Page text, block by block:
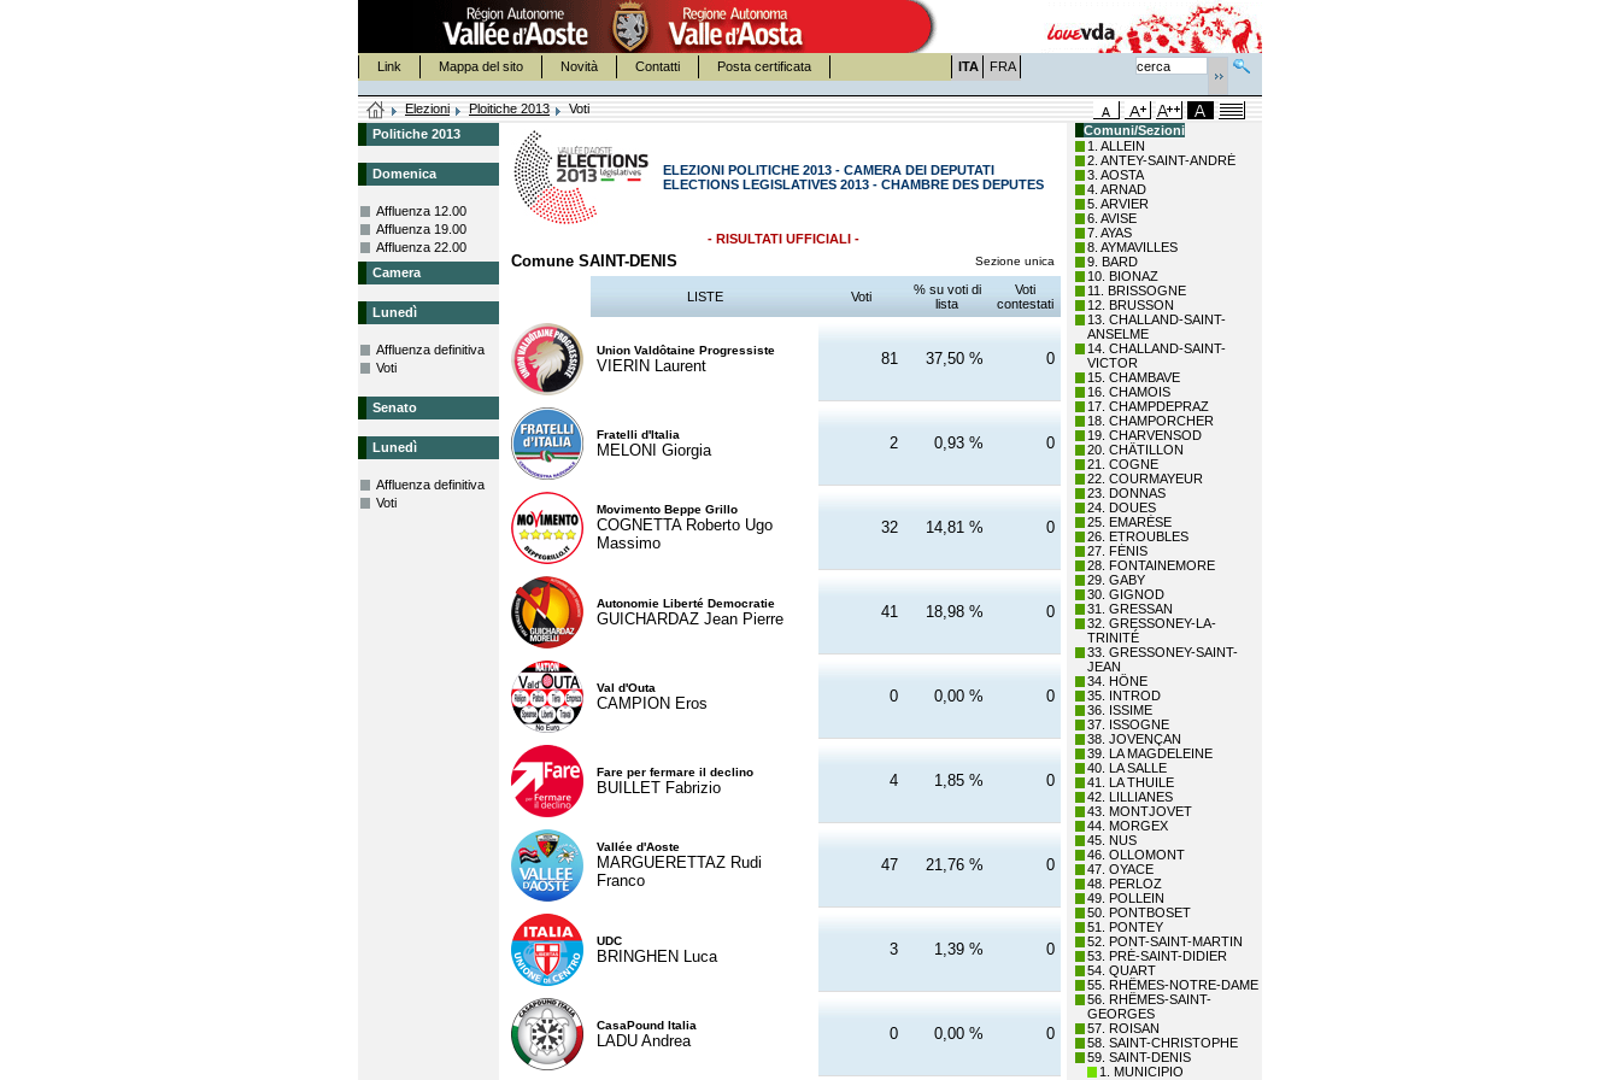
Link Mappa del sito Novità Contatti Posta certificata ITA FRA
Elezioni Ploitiche 2013
Voti
Politiche 2013
Domenica
Affluenza 12.00
Affluenza 19.00
Affluenza 22.00
Camera
Lunedì
Affluenza definitiva
Voti
Senato
Lunedì
Affluenza definitiva
Voti
ELEZIONI POLITICHE 2013 - CAMERA DEI DEPUTATI
ELECTIONS LEGISLATIVES 2013 - CHAMBRE DES DEPUTES
- RISULTATI UFFICIALI -
Comune SAINT-DENIS Sezione unica
LISTE Voti
% su voti di
lista
Voti
contestati
Union Valdôtaine Progressiste
VIERIN Laurent 81 37,50 % 0
Fratelli d'Italia
MELONI Giorgia 2 0,93 % 0
Movimento Beppe Grillo
COGNETTA Roberto Ugo
Massimo
32 14,81 % 0
Autonomie Liberté Democratie
GUICHARDAZ Jean Pierre 41 18,98 % 0
Val d'Outa
CAMPION Eros 0 0,00 % 0
Fare per fermare il declino
BUILLET Fabrizio 4 1,85 % 0
Vallée d'Aoste
MARGUERETTAZ Rudi
Franco
47 21,76 % 0
UDC
BRINGHEN Luca 3 1,39 % 0
CasaPound Italia
LADU Andrea 0 0,00 % 0
Comuni/Sezioni
1. ALLEIN
2. ANTEY-SAINT-ANDRÉ
3. AOSTA
4. ARNAD
5. ARVIER
6. AVISE
7. AYAS
8. AYMAVILLES
9. BARD
10. BIONAZ
11. BRISSOGNE
12. BRUSSON
13. CHALLAND-SAINT-
ANSELME
14. CHALLAND-SAINT-
VICTOR
15. CHAMBAVE
16. CHAMOIS
17. CHAMPDEPRAZ
18. CHAMPORCHER
19. CHARVENSOD
20. CHÂTILLON
21. COGNE
22. COURMAYEUR
23. DONNAS
24. DOUES
25. EMARÈSE
26. ETROUBLES
27. FÉNIS
28. FONTAINEMORE
29. GABY
30. GIGNOD
31. GRESSAN
32. GRESSONEY-LA-
TRINITÉ
33. GRESSONEY-SAINT-
JEAN
34. HÔNE
35. INTROD
36. ISSIME
37. ISSOGNE
38. JOVENÇAN
39. LA MAGDELEINE
40. LA SALLE
41. LA THUILE
42. LILLIANES
43. MONTJOVET
44. MORGEX
45. NUS
46. OLLOMONT
47. OYACE
48. PERLOZ
49. POLLEIN
50. PONTBOSET
51. PONTEY
52. PONT-SAINT-MARTIN
53. PRÉ-SAINT-DIDIER
54. QUART
55. RHÊMES-NOTRE-DAME
56. RHÊMES-SAINT-
GEORGES
57. ROISAN
58. SAINT-CHRISTOPHE
59. SAINT-DENIS
1. MUNICIPIO